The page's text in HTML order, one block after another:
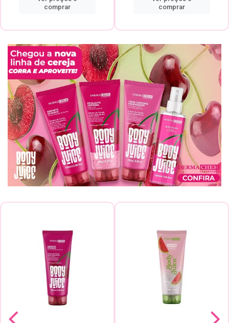
comprar
comprar